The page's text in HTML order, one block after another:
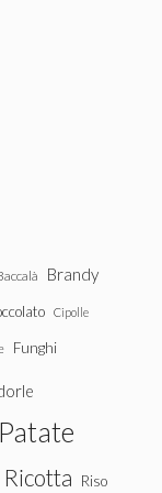
Brandy
Cipolle
Funghi
Patate
Ricotta Riso